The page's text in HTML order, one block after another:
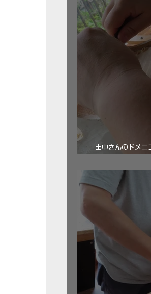
田中さんのドメ